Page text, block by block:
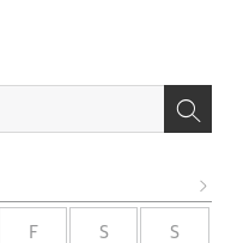
F S S